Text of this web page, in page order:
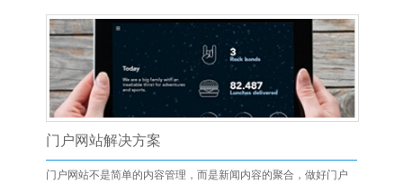
门户网站解决方案
门户网站不是简单的内容管理，而是新闻内容的聚合，做好门户